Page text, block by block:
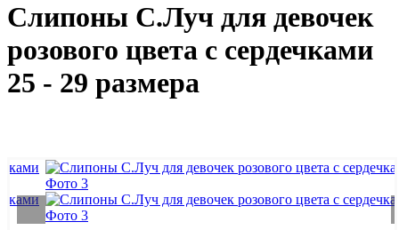
Слипоны С.Луч для девочек
розового цвета с сердечками
25 - 29 размера